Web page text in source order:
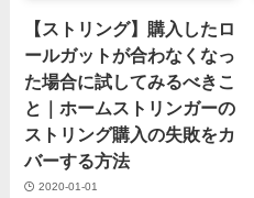
【ストリング】購入したロ
ールガットが合わなくなっ
た場合に試してみるべきこ
と｜ホームストリンガーの
ストリング購入の失敗をカ
バーする方法
2020-01-01